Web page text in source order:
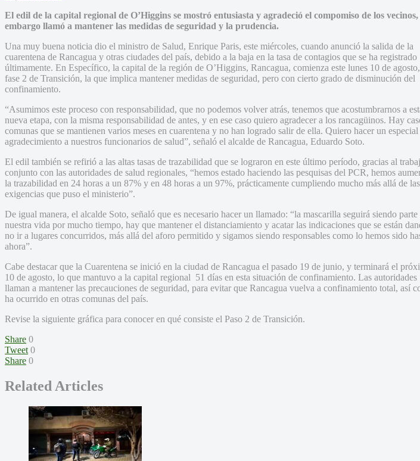
El edil de la capital regional de O’Higgins se mostró entusiasta y agradeció el compomiso de los vecinos,
embargo llamó a mantener las medidas de seguridad y la prudencia.
Una muy buena noticia dio el ministro de Salud, Enrique Paris, este miércoles, cuando anunció la salida de la
cuarentena de Rancagua y otras ciudades del país, debido a la baja en la tasa de contagios que se ha registrado
últimamente. En Específico, la capital de la región de O’Higgins, Rancagua, comienza este lunes 10 de
fase 2 de Transición, la que implica mantener medidas de seguridad, pero con cierto grado de disminución del
confinamiento.
“Asumimos este proceso con responsabilidad, que no podemos volver atrás, tenemos que acostumbrarnos a
nueva etapa, con la misma responsabilidad de antes, y en ese caso quiero agradecer a los rancagüinos. Hay
comunas que se mantienen varios meses en cuarentena y no han logrado salir de ella. Quiero hacer un especial
agradecimiento a nuestros funcionarios de salud”, señaló el alcalde de Rancagua, Eduardo Soto.
El edil también se refirió a las altas tasas de trazabilidad que se lograron en este último período, gracias al
conjunto con las autoridades de salud regionales, “hemos estado haciendo las pesquisas del PCR, hemos
la trazabilidad en 24 horas a un 87% y en 48 horas a un 97%, prácticamente cumpliendo mucho más allá de las
exigencias que puso el ministerio”.
De igual manera, el alcalde Soto, señaló que es necesario hacer un llamado: “la mascarilla seguirá siendo parte
nuestra vida por mucho tiempo, hay que mantener el distanciamiento y acatar las indicaciones que se están
no ir a lugares concurridos, más allá del aforo permitido y sigamos siendo responsables como lo hemos sido
ahora”.
Cabe destacar que la Cuarentena se inició en la ciudad de Rancagua el pasado 19 de junio, y terminará el
10 de agosto, lo que mantuvo a la capital regional 51 días en esta situación de confinamiento. Las autoridades
llaman a mantener las precauciones de seguridad, para evitar que Rancagua vuelva a confinamiento total, así
ha ocurrido en otras comunas del país.
Revise la siguiente gráfica para conocer en qué consiste el Paso 2 de Transición.
Share 0
Tweet 0
Share 0
Related Articles